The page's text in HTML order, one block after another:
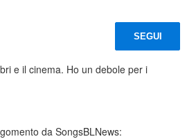
SEGUI
e il cinema. Ho un debole per i
da SongsBLNews: